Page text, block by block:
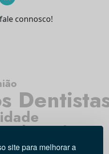
site para melhorar a
fale connosco!
Tecnologia